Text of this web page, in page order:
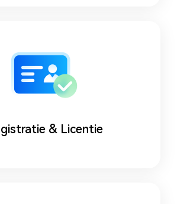
& Licentie